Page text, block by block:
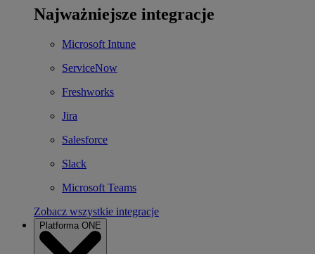
Najważniejsze integracje
Microsoft Intune
ServiceNow
Freshworks
Jira
Salesforce
Slack
Microsoft Teams
Zobacz wszystkie integracje
Platforma ONE